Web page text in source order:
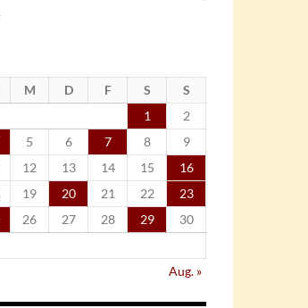
M D F S
S
1
2
5 6 7 8
9
12 13 14 15
16
19 20 21 22
23
26 27 28 29
30
Aug. »